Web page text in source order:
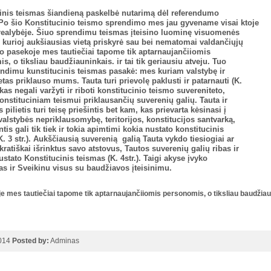
teismas šiandieną paskelbė nutarimą dėl referendumo
šio Konstitucinio teismo sprendimo mes jau gyvename visai ktoje
Šiuo sprendimu teismas įteisino luominę visuomenės
kurioj aukšiausias vietą priskyrė sau bei nematomai valdančiųjų
pasekoje mes tautiečiai tapome tik aptarnaujančiiomis
o tiksliau baudžiauninkais. ir tai tik geriausiu atveju. Tuo
kunstitucinis teismas pasakė: mes kuriam valstybę ir
priklauso mums. Tauta turi prievolę paklusti ir patarnauti (K.
negali varžyti ir riboti konstitucinio teismo suvereniteto,
teismui priklausančių suverenių galių. Tauta ir
pilietis turi teisę priešintis bet kam, kas prievarta kėsinasi į
nepriklausomybę, teritorijos, konstitucijos santvarką,
gali tik tiek ir tokia apimtimi kokia nustato konstitucinis
3 str.). Aukščiausią suverenią galią Tauta vykdo tiesiogiai ar
išrinktus savo atstovus, Tautos suverenių galių ribas ir
Konstitucinis teismas (K. 4str.). Taigi akyse įvyko
ir Sveikinu visus su baudžiavos įteisinimu.
mes tautiečiai tapome tik aptarnaujančiiomispersonomis, o tiksliau
Posted by: Adminas